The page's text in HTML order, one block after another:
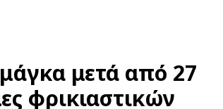
μετά από 27
φρικιαστικών